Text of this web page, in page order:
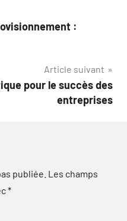
:
Article suivant
pour le succès des
entreprises
publiée. Les champs
*